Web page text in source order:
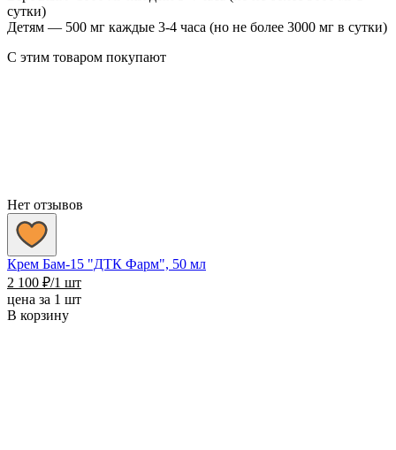
сутки)
Детям — 500 мг каждые 3-4 часа (но не более 3000 мг в сутки)
С этим товаром покупают
Нет отзывов
Крем Бам-15 "ДТК Фарм", 50 мл
2 100 ₽/1 шт
цена за 1 шт
В корзину